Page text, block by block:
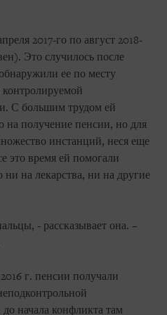
2017-го по август 2018-
Это случилось после
ее по месту
С большим трудом ей
на получение пенсии, но для
инстанций, неся еще
это время ей помогали
ни на лекарства, ни на другие
- рассказывает она. –
г. пенсии получали
начала конфликта там